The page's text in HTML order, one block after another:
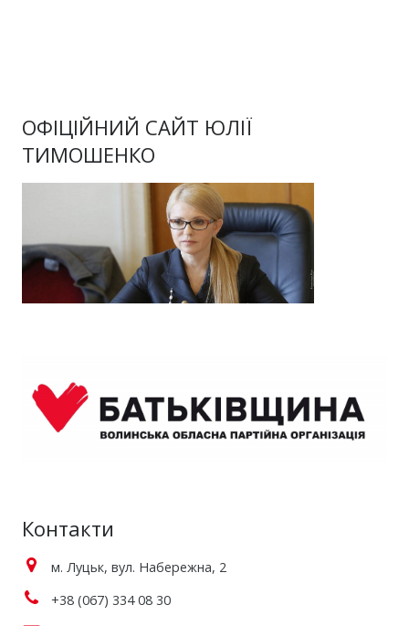
ОФІЦІЙНИЙ САЙТ ЮЛІЇ
ТИМОШЕНКО
Контакти
м. Луцьк, вул. Набережна, 2
+38 (067) 334 08 30